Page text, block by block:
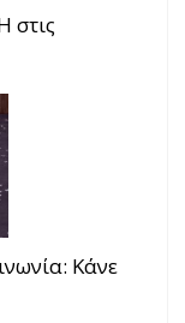
στις
Κάνε